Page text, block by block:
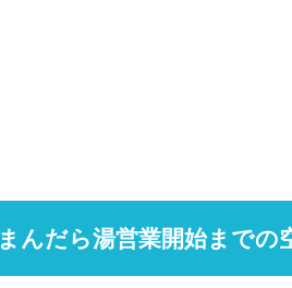
まんだら湯営業開始までの